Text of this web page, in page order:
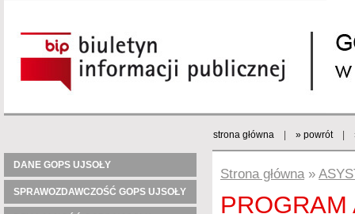
strona główna » powrót
DANE GOPS UJSOŁY
SPRAWOZDAWCZOŚĆ GOPS UJSOŁY
Strona główna»